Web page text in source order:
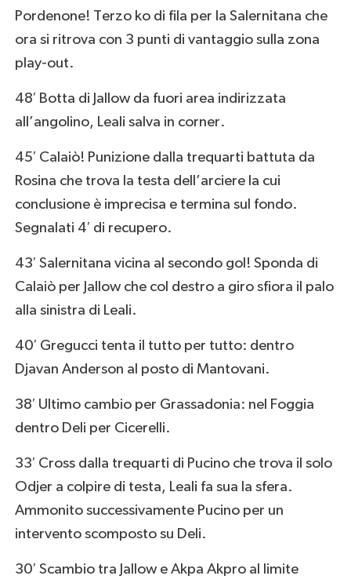
Pordenone! Terzo ko di fila per la Salernitana che
ora si ritrova con 3 punti di vantaggio sulla zona
play-out.
48′ Botta di Jallow da fuori area indirizzata
all’angolino, Leali salva in corner.
45′ Calaiò! Punizione dalla trequarti battuta da
Rosina che trova la testa dell’arciere la cui
conclusione è imprecisa e termina sul fondo.
Segnalati 4′ di recupero.
43′ Salernitana vicina al secondo gol! Sponda di
Calaiò per Jallow che col destro a giro sfiora il palo
alla sinistra di Leali.
40′ Gregucci tenta il tutto per tutto: dentro
Djavan Anderson al posto di Mantovani.
38′ Ultimo cambio per Grassadonia: nel Foggia
dentro Deli per Cicerelli.
33′ Cross dalla trequarti di Pucino che trova il solo
Odjer a colpire di testa, Leali fa sua la sfera.
Ammonito successivamente Pucino per un
intervento scomposto su Deli.
30′ Scambio tra Jallow e Akpa Akpro al limite